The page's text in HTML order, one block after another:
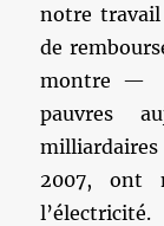
notre travail
de
montre —
pauvres
milliardaires
2007, ont
l’électricité.